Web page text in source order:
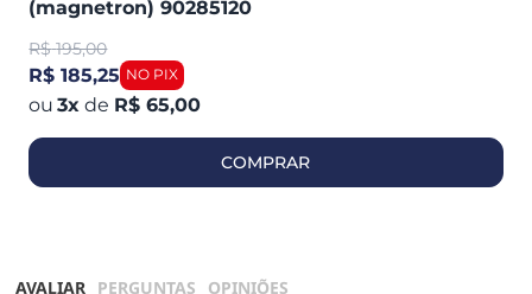
(magnetron) 90285120
R$ 195,00
R$ 185,25
3x de R$ 65,00
COMPRAR
AVALIAR PERGUNTAS OPINIÕES